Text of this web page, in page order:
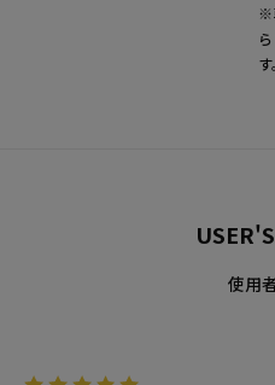
※
す。
使用